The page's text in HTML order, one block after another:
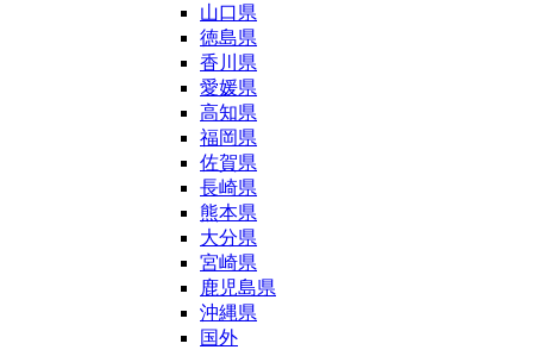
山口県
徳島県
香川県
愛媛県
高知県
福岡県
佐賀県
長崎県
熊本県
大分県
宮崎県
鹿児島県
沖縄県
国外